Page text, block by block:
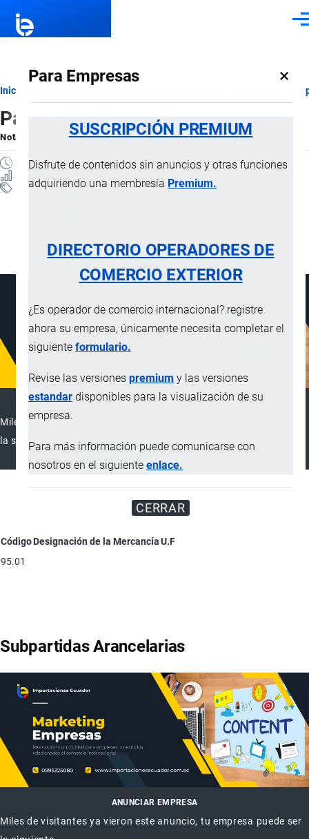
Para Empresas ×
SUSCRIPCIÓN PREMIUM
Disfrute de contenidos sin anuncios y otras funciones
adquiriendo una membresía Premium.
DIRECTORIO OPERADORES DE
COMERCIO EXTERIOR
¿Es operador de comercio internacional? registre
ahora su empresa, únicamente necesita completar el
siguienteformulario.
Revise las versionespremium y las versiones
estandar disponibles para la visualización de su
empresa.
Para más información puede comunicarse con
nosotros en el siguienteenlace.
CERRAR
Ruta
de
navegación
Inicio
Partida 95.01
Nota ExplicativaporImportaciones …, 22 Julio, 2024
1 MINUTO
Notas Explicativas
95.01 [95.01]
ANUNCIAR EMPRESA
Miles de visitantes ya vieron este anuncio, tu empresa puede ser
la siguiente
ANUNCIAR
SUSCRIBIRSE
CódigoDesignación de la MercancíaU.F
95.01
Subpartidas Arancelarias
ANUNCIAR EMPRESA
Miles de visitantes ya vieron este anuncio, tu empresa puede ser